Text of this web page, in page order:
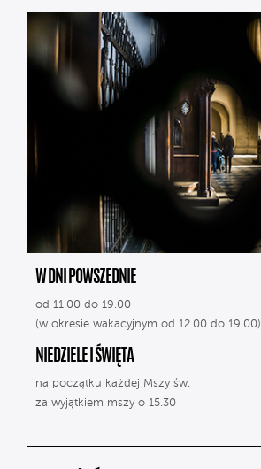
W DNI POWSZEDNIE
od 11.00 do 19.00
(w okresie wakacyjnym od 12.00 do 19.00)
NIEDZIELE I ŚWIĘTA
na początku każdej Mszy św.
za wyjątkiem mszy o 15.30